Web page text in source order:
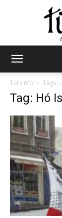
Türkinfo
Tags
Tag: Hó